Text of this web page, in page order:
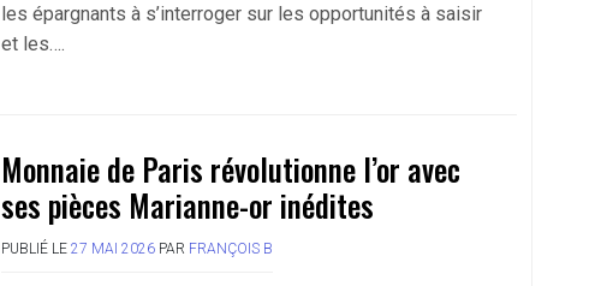
les épargnants à s’interroger sur les opportunités à saisir
et les….
Monnaie de Paris révolutionne l’or avec
ses pièces Marianne-or inédites
PUBLIÉ LE 27 MAI 2026 PAR FRANÇOIS B